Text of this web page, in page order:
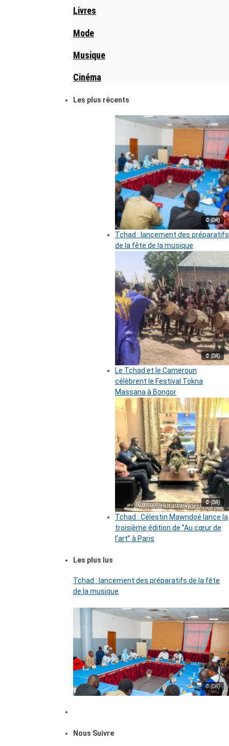
Livres
Mode
Musique
Cinéma
Les plus récents
© (DR)
Tchad : lancement des préparatifs
de la fête de la musique
© (DR)
Le Tchad et le Cameroun
célèbrent le Festival Tokna
Massana à Bongor
© (DR)
Tchad : Célestin Mawndoé lance la
troisième édition de ‘’Au cœur de
l’art’’ à Paris
Les plus lus
Tchad : lancement des préparatifs de la fête
de la musique
© (DR)
Nous Suivre